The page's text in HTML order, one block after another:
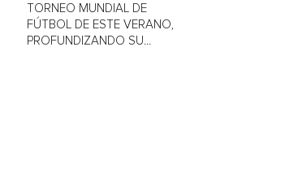
TORNEO MUNDIAL DE
FÚTBOL DE ESTE VERANO,
PROFUNDIZANDO SU...